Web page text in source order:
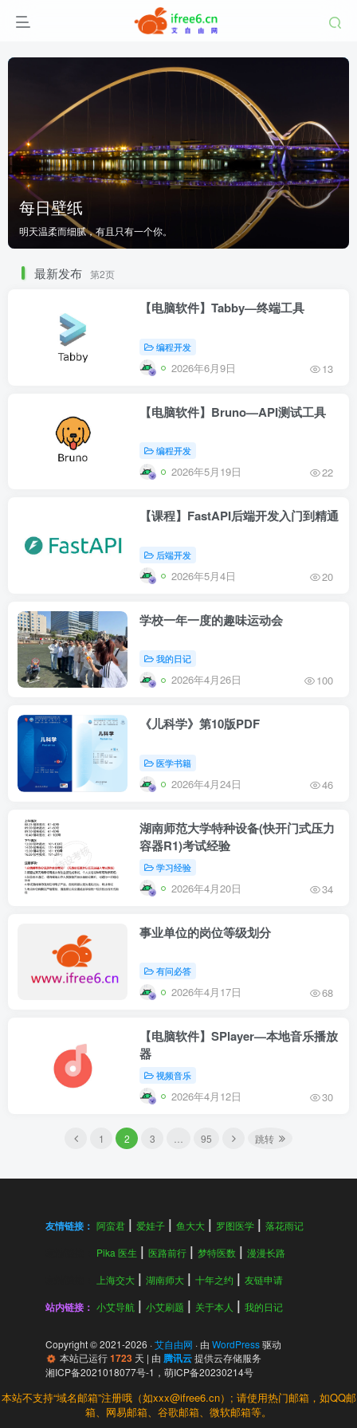
每日壁纸
明天温柔而细腻，有且只有一个你。
湖南师范大学
研究生院|医学部
每日壁纸
明天温柔而细腻，有且只有一个你。
师范大学
生院|医学部
最新发布 第2页
【电脑软件】Tabby—终端工具
编程开发
2026年6月9日 13
【电脑软件】Bruno—API测试工具
编程开发
2026年5月19日 22
【课程】FastAPI后端开发入门到精通
后端开发
2026年5月4日 20
学校一年一度的趣味运动会
我的日记
2026年4月26日 100
《儿科学》第10版PDF
医学书籍
2026年4月24日 46
湖南师范大学特种设备(快开门式压力
容器R1)考试经验
学习经验
2026年4月20日 34
事业单位的岗位等级划分
有问必答
2026年4月17日 68
【电脑软件】SPlayer—本地音乐播放
器
视频音乐
2026年4月12日 30
1 2 3 95 跳转
友情链接： 阿蛮君 爱娃子 鱼大大 罗图医学 落花雨记
Pika 医生 医路前行 梦特医数 漫漫长路
上海交大 湖南师大 十年之约 友链申请
站内链接： 小艾导航 小艾刷题 关于本人 我的日记
Copyright © 2021-2026 ·艾自由网 · 由 WordPress驱动
本站已运行1723 天 | 由 腾讯云 提供云存储服务
湘ICP备2021018077号-1 ， 萌ICP备20230214号
本站不支持“域名邮箱”注册哦（如xxx@ifree6.cn）; 请使用热门邮箱，如QQ邮
箱、网易邮箱、谷歌邮箱、微软邮箱等。